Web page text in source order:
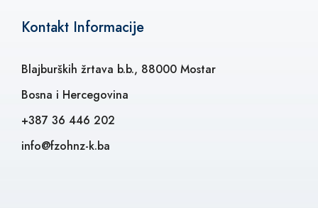
Kontakt Informacije
Blajburških žrtava b.b., 88000 Mostar
Bosna i Hercegovina
+387 36 446 202
info@fzohnz-k.ba